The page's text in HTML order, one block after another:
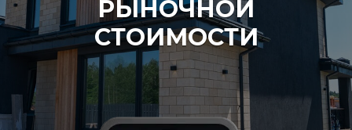
РЫНОЧНОЙ
СТОИМОСТИ